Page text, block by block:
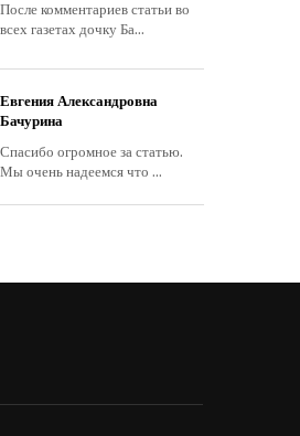
После комментариев статьи во
всех газетах дочку Ба...
Евгения Александровна
Бачурина
Спасибо огромное за статью.
Мы очень надеемся что ...